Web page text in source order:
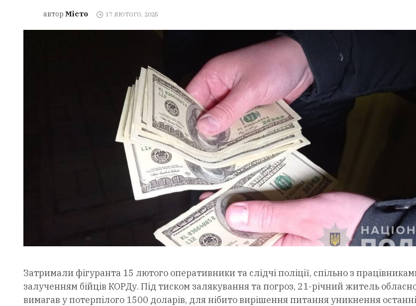
автор Місто 17 ЛЮТОГО, 2025
Затримали фігуранта 15 лютого оперативники та слідчі поліції, спільно з
залученням бійців КОРДу. Під тиском залякування та погроз, 21-річний житель
вимагав у потерпілого 1500 доларів, для нібито вирішення питання уникнення